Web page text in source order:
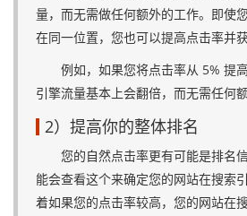
量，而无需做任何额外的工作。即使
在同一位置，您也可以提高点击率并
例如，如果您将点击率从 5% 提
引擎流量基本上会翻倍，而无需任何额
2）提高你的整体排名
您的自然点击率更有可能是排名
能会查看这个来确定您的网站在搜索
着如果您的点击率较高，您的网站在